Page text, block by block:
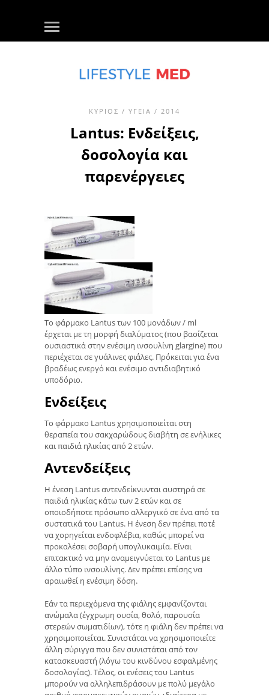
ΚΎΡΙΟΣ / ΥΓΕΊΑ / 2014
Lantus: Ενδείξεις,
δοσολογία και
παρενέργειες
Το φάρμακο Lantus των 100 μονάδων / ml
έρχεται με τη μορφή διαλύματος (που βασίζεται
ουσιαστικά στην ενέσιμη ινσουλίνη glargine) που
περιέχεται σε γυάλινες φιάλες. Πρόκειται για ένα
βραδέως ενεργό και ενέσιμο αντιδιαβητικό
υποδόριο.
Ενδείξεις
Το φάρμακο Lantus χρησιμοποιείται στη
θεραπεία του σακχαρώδους διαβήτη σε ενήλικες
και παιδιά ηλικίας από 2 ετών.
Αντενδείξεις
Η ένεση Lantus αντενδείκνυνται αυστηρά σε
παιδιά ηλικίας κάτω των 2 ετών και σε
οποιοδήποτε πρόσωπο αλλεργικό σε ένα από τα
συστατικά του Lantus. Η ένεση δεν πρέπει ποτέ
να χορηγείται ενδοφλέβια, καθώς μπορεί να
προκαλέσει σοβαρή υπογλυκαιμία. Είναι
επιτακτικό να μην αναμειγνύεται το Lantus με
άλλο τύπο ινσουλίνης. Δεν πρέπει επίσης να
αραιωθεί η ενέσιμη δόση.
Εάν τα περιεχόμενα της φιάλης εμφανίζονται
ανώμαλα (έγχρωμη ουσία, θολό, παρουσία
στερεών σωματιδίων), τότε η φιάλη δεν πρέπει να
χρησιμοποιείται. Συνιστάται να χρησιμοποιείτε
άλλη σύριγγα που δεν συνιστάται από τον
κατασκευαστή (λόγω του κινδύνου εσφαλμένης
δοσολογίας). Τέλος, οι ενέσεις του Lantus
μπορούν να αλληλεπιδράσουν με πολύ μεγάλο